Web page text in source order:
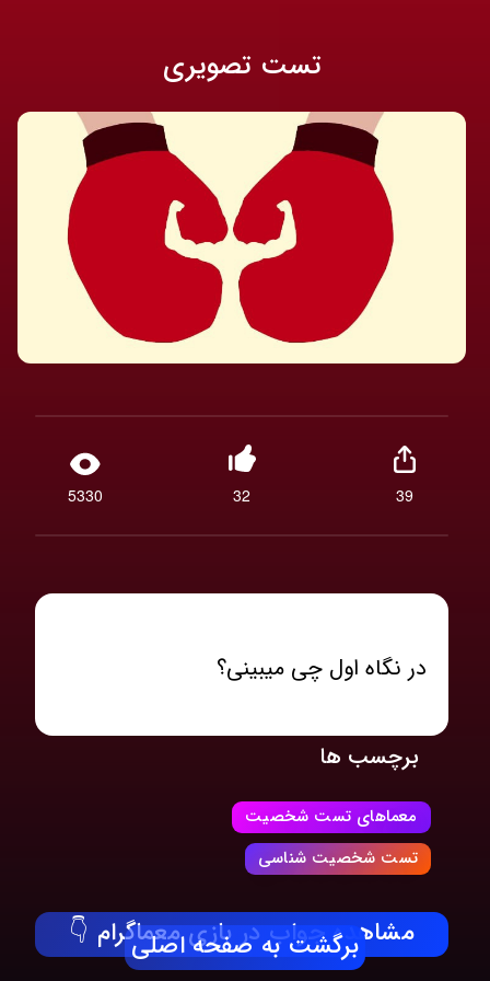
تست تصویری
5330 32 39
در نگاه اول چی میبینی؟
برچسب ها
معماهای تست شخصیت
تست شخصیت شناسی
مشاهده جواب در بازی معماگرام 👇
برگشت به صفحه اصلی